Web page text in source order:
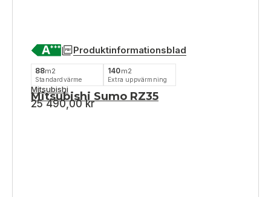
Produktinformationsblad
88m2
Standardvärme
140m2
Extra uppvärmning
Mitsubishi
Mitsubishi Sumo RZ35
25 490,00kr